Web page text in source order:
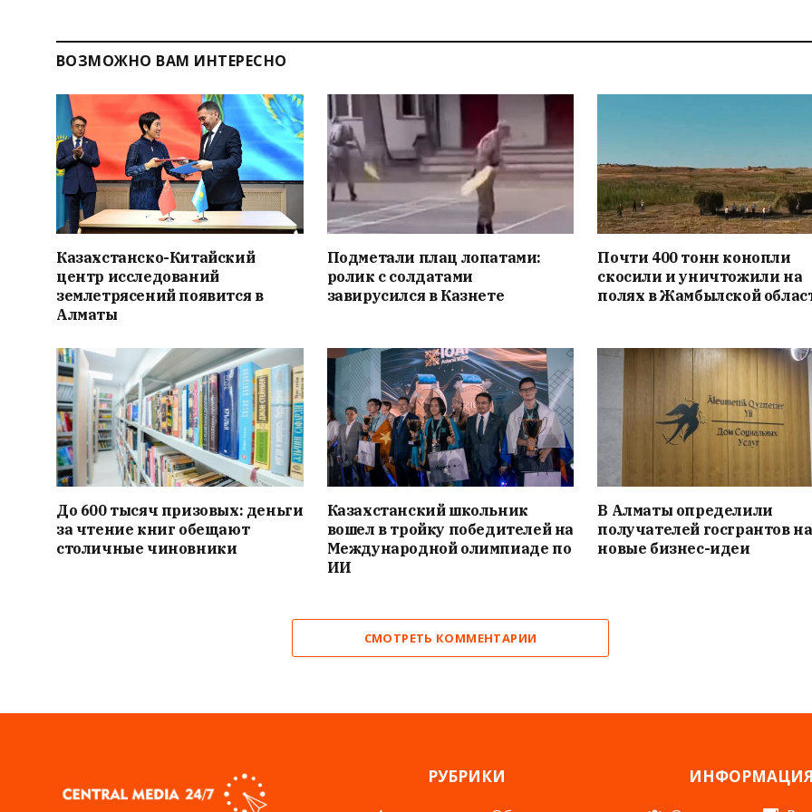
ВОЗМОЖНО ВАМ ИНТЕРЕСНО
Казахстанско-Китайский
центр исследований
землетрясений появится в
Алматы
Подметали плац лопатами:
ролик с солдатами
завирусился в Казнете
Почти 400 тонн конопли
скосили и уничтожили на
полях в Жамбылской
До 600 тысяч призовых: деньги
за чтение книг обещают
столичные чиновники
Казахстанский школьник
вошел в тройку победителей на
Международной олимпиаде по
ИИ
В Алматы определили
получателей госгрантов на
новые бизнес-идеи
СМОТРЕТЬ КОММЕНТАРИИ
РУБРИКИ